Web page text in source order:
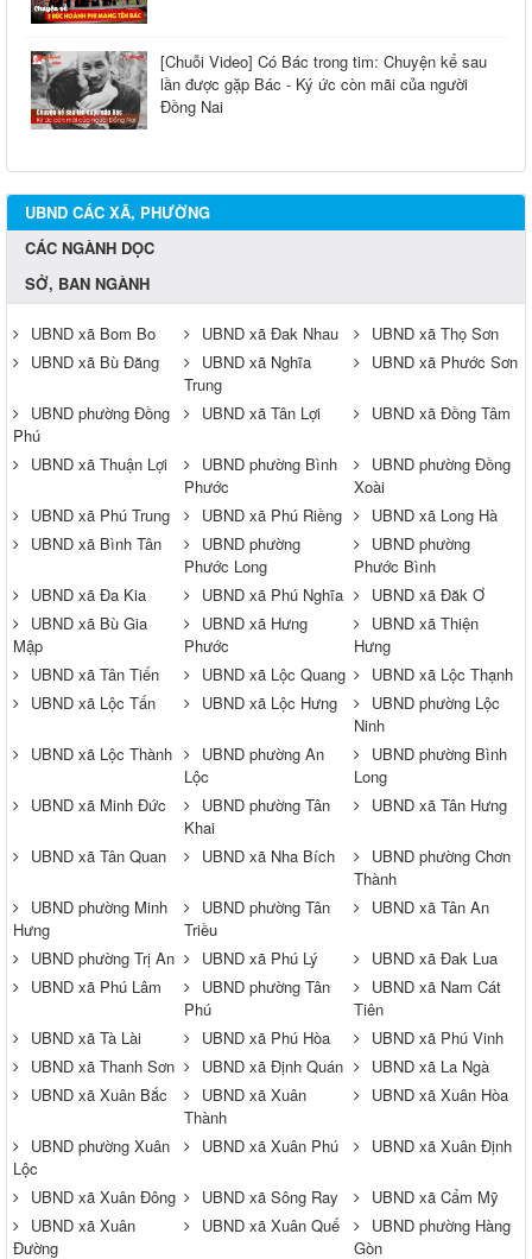
[Chuỗi Video] Có Bác trong tim: Chuyện kể sau
lần được gặp Bác - Ký ức còn mãi của người
Đồng Nai
UBND CÁC XÃ, PHƯỜNG
CÁC NGÀNH DỌC
SỞ, BAN NGÀNH
UBND xã Bom Bo UBND xã Đak Nhau
UBND xã Thọ Sơn
UBND xã Bù Đăng
UBND xã Nghĩa
Trung
UBND xã Phước Sơn
UBND phường Đồng
Phú
UBND xã Tân Lợi UBND xã Đồng Tâm
UBND xã Thuận Lợi
UBND phường Bình
Phước
UBND phường Đồng
Xoài
UBND xã Phú Trung
UBND xã Phú Riềng
UBND xã Long Hà
UBND xã Bình Tân
UBND phường
Phước Long
UBND phường
Phước Bình
UBND xã Đa Kia
UBND xã Phú Nghĩa
UBND xã Đăk Ơ
UBND xã Bù Gia
Mập
UBND xã Hưng
Phước
UBND xã Thiện
Hưng
UBND xã Tân Tiến
UBND xã Lộc Quang
UBND xã Lộc Thạnh
UBND xã Lộc Tấn
UBND xã Lộc Hưng
UBND phường Lộc
Ninh
UBND xã Lộc Thành
UBND phường An
Lộc
UBND phường Bình
Long
UBND xã Minh Đức
UBND phường Tân
Khai
UBND xã Tân Hưng
UBND xã Tân Quan UBND xã Nha Bích
UBND phường Chơn
Thành
UBND phường Minh
Hưng
UBND phường Tân
Triều
UBND xã Tân An
UBND phường Trị An UBND xã Phú Lý
UBND xã Đak Lua
UBND xã Phú Lâm
UBND phường Tân
Phú
UBND xã Nam Cát
Tiên
UBND xã Tà Lài
UBND xã Phú Hòa
UBND xã Phú Vinh
UBND xã Thanh Sơn
UBND xã Định Quán
UBND xã La Ngà
UBND xã Xuân Bắc
UBND xã Xuân
Thành
UBND xã Xuân Hòa
UBND phường Xuân
Lộc
UBND xã Xuân Phú UBND xã Xuân Định
UBND xã Xuân Đông UBND xã Sông Ray
UBND xã Cẩm Mỹ
UBND xã Xuân
Đường
UBND xã Xuân Quế
UBND phường Hàng
Gòn